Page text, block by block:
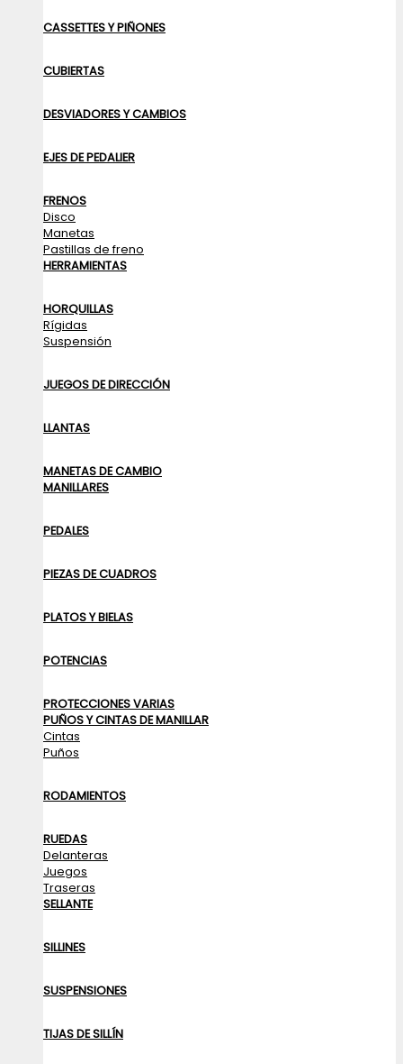
CASSETTES Y PIÑONES
CUBIERTAS
DESVIADORES Y CAMBIOS
EJES DE PEDALIER
FRENOS
Disco
Manetas
Pastillas de freno
HERRAMIENTAS
HORQUILLAS
Rígidas
Suspensión
JUEGOS DE DIRECCIÓN
LLANTAS
MANETAS DE CAMBIO
MANILLARES
PEDALES
PIEZAS DE CUADROS
PLATOS Y BIELAS
POTENCIAS
PROTECCIONES VARIAS
PUÑOS Y CINTAS DE MANILLAR
Cintas
Puños
RODAMIENTOS
RUEDAS
Delanteras
Juegos
Traseras
SELLANTE
SILLINES
SUSPENSIONES
TIJAS DE SILLÍN